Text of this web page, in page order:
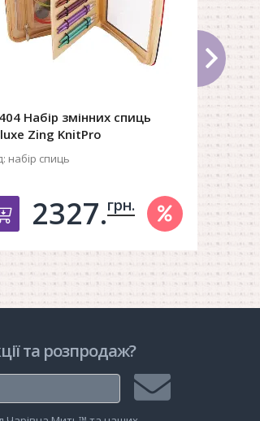
Набір змінних спиць
Zing KnitPro
набір спиць
Добавить в корзину
2327.грн.
та розпродаж?